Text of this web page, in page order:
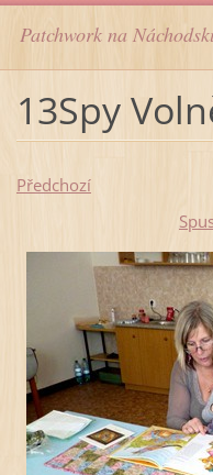
Patchwork na
13Spy
Předchozí